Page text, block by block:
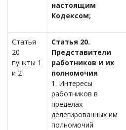
настоящим
Кодексом;
Статья
20
пункты 1
и 2
Статья 20.
Представители
работников и их
полномочия
1. Интересы
работников в
пределах
делегированных им
полномочий